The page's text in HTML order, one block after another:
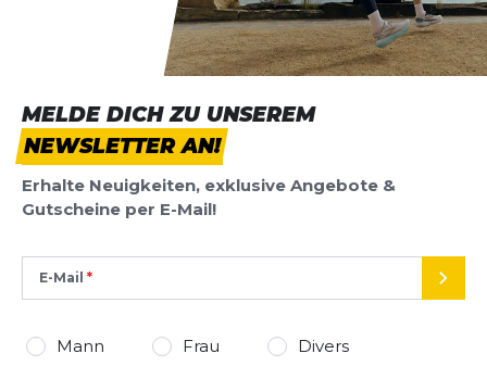
MELDE DICH ZU UNSEREM
NEWSLETTER AN!
Erhalte Neuigkeiten, exklusive Angebote &
Gutscheine per E-Mail!
E-Mail
Mann Frau Divers